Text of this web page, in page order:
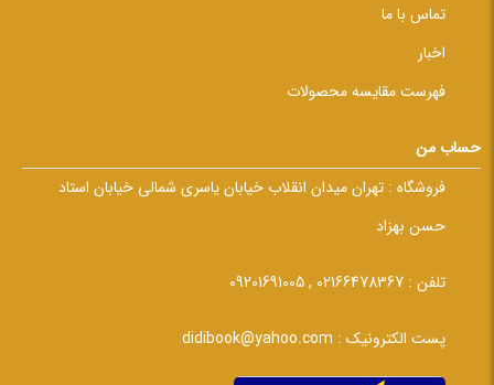
تماس با ما
اخبار
فهرست مقایسه محصولات
حساب من
فروشگاه : تهران میدان انقلاب خیابان یاسری شمالی خیابان استاد
حسن بهزاد
تلفن : 02166478367 , 09201691005
پست الکترونیک : didibook@yahoo.com